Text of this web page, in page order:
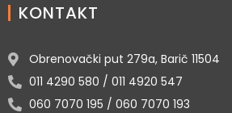
KONTAKT
Obrenovački put 279a, Barič 11504
011 4290 580 / 011 4920 547
060 7070 195 / 060 7070 193